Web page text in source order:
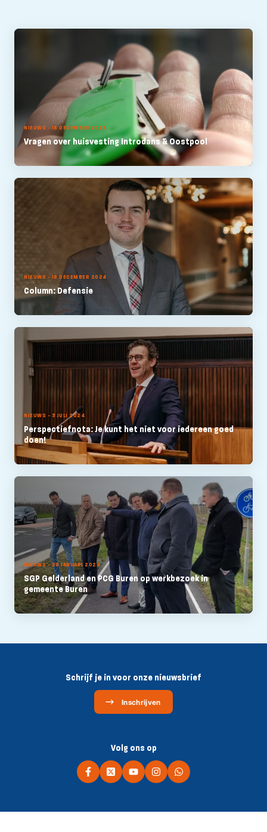
NIEUWS - 18 DECEMBER 2024
Vragen over huisvesting Introdans & Oostpool
NIEUWS - 18 DECEMBER 2024
Column: Defensie
NIEUWS - 3 JULI 2024
Perspectiefnota: Je kunt het niet voor iedereen goed
doen!
NIEUWS - 28 JANUARI 2024
SGP Gelderland en PCG Buren op werkbezoek in
gemeente Buren
Schrijf je in voor onze nieuwsbrief
Inschrijven
Volg ons op